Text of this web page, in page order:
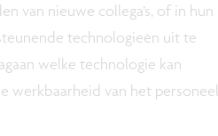
van nieuwe collega’s, of in hun
technologieën uit te
welke technologie kan
werkbaarheid van het personeel